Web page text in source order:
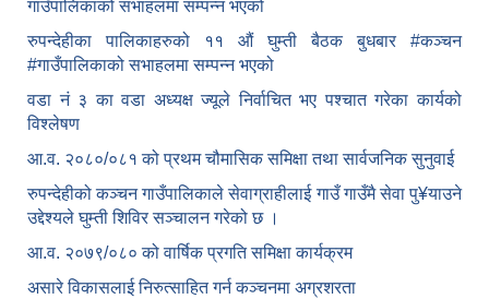
गाउँपालिकाको सभाहलमा सम्पन्न भएको
रुपन्देहीका पालिकाहरुको ११ औं घुम्ती बैठक बुधबार #कञ्चन
#गाउँपालिकाको सभाहलमा सम्पन्न भएको
वडा नं ३ का वडा अध्यक्ष ज्यूले निर्वाचित भए पश्चात गरेका कार्यको
विश्लेषण
आ.व. २०८०/०८१ को प्रथम चौमासिक समिक्षा तथा सार्वजनिक सुनुवाई
रुपन्देहीको कञ्चन गाउँपालिकाले सेवाग्राहीलाई गाउँ गाउँमै सेवा पु¥याउने
उद्देश्यले घुम्ती शिविर सञ्चालन गरेको छ ।
आ.व. २०७९/०८० को वार्षिक प्रगति समिक्षा कार्यक्रम
असारे विकासलाई निरुत्साहित गर्न कञ्चनमा अग्रशरता